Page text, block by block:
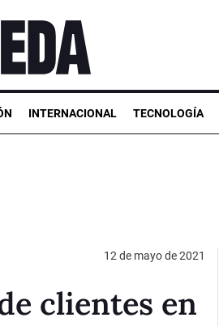
INTERNACIONAL TECNOLOGÍA
12 de mayo de 2021
clientes en